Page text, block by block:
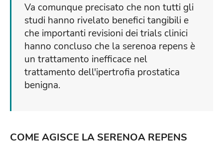
Va comunque precisato che non tutti gli
studi hanno rivelato benefici tangibili e
che importanti revisioni dei trials clinici
hanno concluso che la serenoa repens è
un trattamento inefficace nel
trattamento dell'ipertrofia prostatica
benigna.
COME AGISCE LA SERENOA REPENS